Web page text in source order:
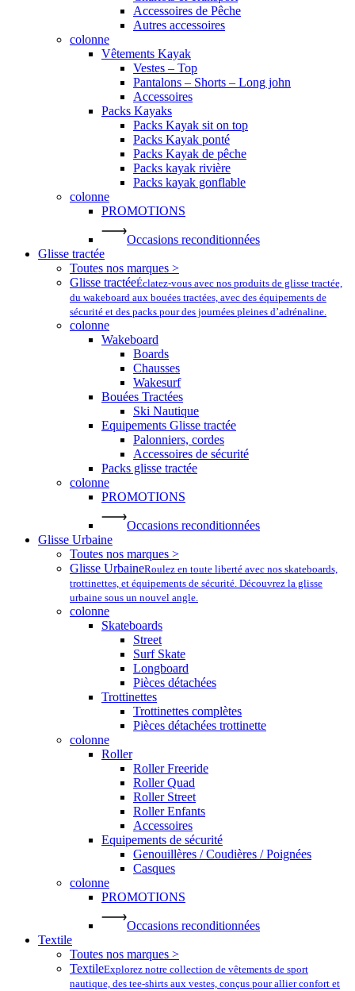
Accessoires de Pêche
Autres accessoires
colonne
Vêtements Kayak
Vestes – Top
Pantalons – Shorts – Long john
Accessoires
Packs Kayaks
Packs Kayak sit on top
Packs Kayak ponté
Packs Kayak de pêche
Packs kayak rivière
Packs kayak gonflable
colonne
PROMOTIONS
Occasions reconditionnées
Glisse tractée
Toutes nos marques >
Glisse tractéeÉclatez-vous avec nos produits de glisse tractée,
du wakeboard aux bouées tractées, avec des équipements de
sécurité et des packs pour des journées pleines d’adrénaline.
colonne
Wakeboard
Boards
Chausses
Wakesurf
Bouées Tractées
Ski Nautique
Equipements Glisse tractée
Palonniers, cordes
Accessoires de sécurité
Packs glisse tractée
colonne
PROMOTIONS
Occasions reconditionnées
Glisse Urbaine
Toutes nos marques >
Glisse UrbaineRoulez en toute liberté avec nos skateboards,
trottinettes, et équipements de sécurité. Découvrez la glisse
urbaine sous un nouvel angle.
colonne
Skateboards
Street
Surf Skate
Longboard
Pièces détachées
Trottinettes
Trottinettes complètes
Pièces détachées trottinette
colonne
Roller
Roller Freeride
Roller Quad
Roller Street
Roller Enfants
Accessoires
Equipements de sécurité
Genouillères / Coudières / Poignées
Casques
colonne
PROMOTIONS
Occasions reconditionnées
Textile
Toutes nos marques >
TextileExplorez notre collection de vêtements de sport
nautique, des tee-shirts aux vestes, conçus pour allier confort et